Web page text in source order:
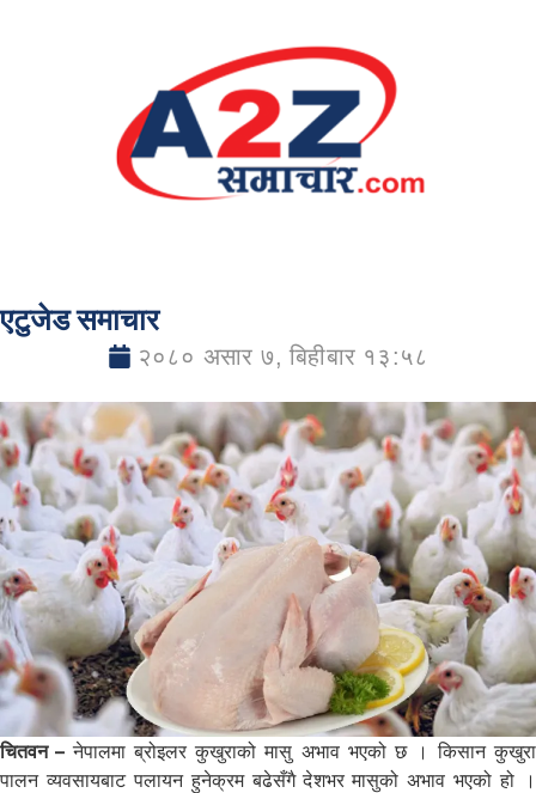
एटुजेड समाचार
२०८० असार ७, बिहीबार १३:५८
चितवन –नेपालमा ब्रोइलर कुखुराको मासु अभाव भएको छ । किसान कुखुरा
पालन व्यवसायबाट पलायन हुनेक्रम बढेसँगै देशभर मासुको अभाव भएको हो ।